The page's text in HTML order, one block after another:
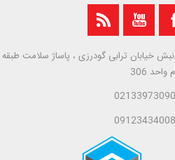
خیابان ترابی گودرزی ، پاساژ سلامت طبقه
306
02133973090
09123434008